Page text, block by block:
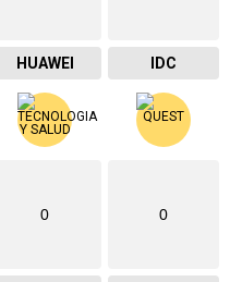
HUAWEI IDC
0 0